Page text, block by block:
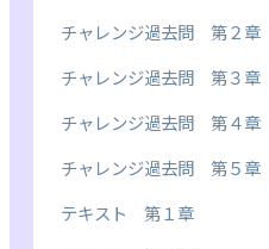
チャレンジ過去問 第２章
チャレンジ過去問 第３章
チャレンジ過去問 第４章
チャレンジ過去問 第５章
テキスト 第１章